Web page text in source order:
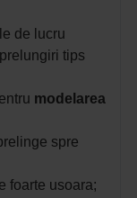
de lucru
tips
modelarea
spre
foarte usoara;